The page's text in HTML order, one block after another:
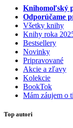
Knihomoľský
Odporúčame
Všetky knihy
Knihy roka
Bestsellery
Novinky
Pripravované
Akcie a zľavy
Kolekcie
BookTok
Mám záujem o
Top autori